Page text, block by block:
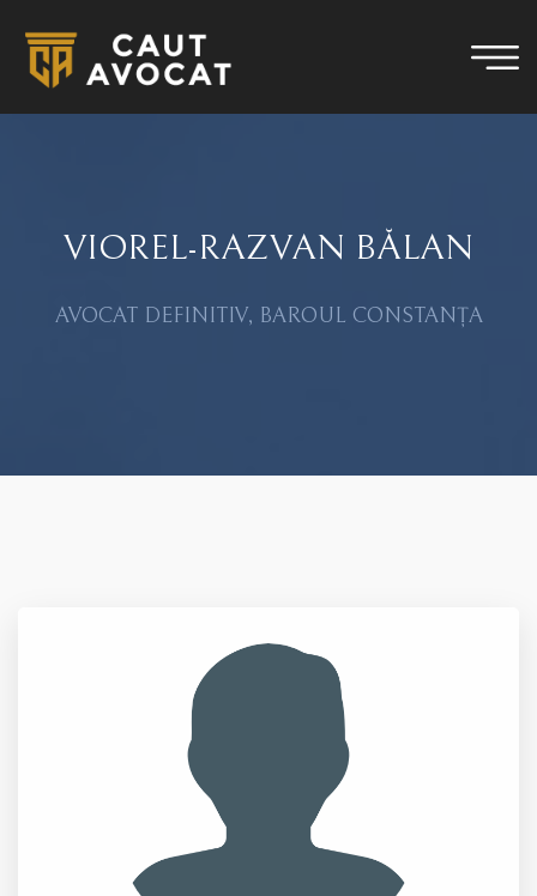
VIOREL-RAZVAN BĂLAN
AVOCAT DEFINITIV, BAROUL CONSTANȚA